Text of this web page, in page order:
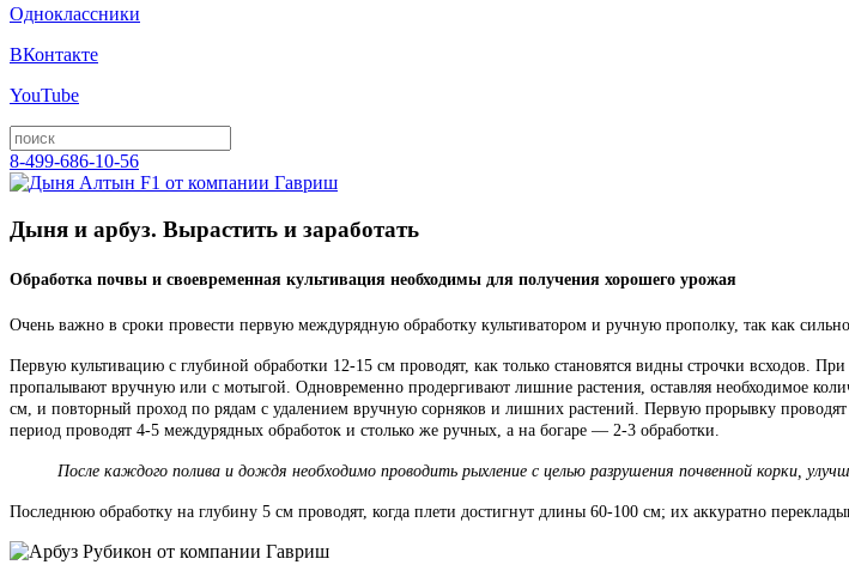
Одноклассники
ВКонтакте
YouTube
8-499-686-10-56
Дыня и арбуз. Вырастить и заработать
Обработка почвы и своевременная культивация необходимы для получения хорошего урожая
Очень важно в сроки провести первую междурядную обработку культиватором и ручную прополку, так как
Первую культивацию с глубиной обработки 12-15 см проводят, как только становятся видны строчки всходов.
пропалывают вручную или с мотыгой. Одновременно продергивают лишние растения, оставляя необходимое
см, и повторный проход по рядам с удалением вручную сорняков и лишних растений. Первую прорывку
период проводят 4-5 междурядных обработок и столько же ручных, а на богаре — 2-3 обработки.
После каждого полива и дождя необходимо проводить рыхление с целью разрушения почвенной корки,
Последнюю обработку на глубину 5 см проводят, когда плети достигнут длины 60-100 см; их аккуратно